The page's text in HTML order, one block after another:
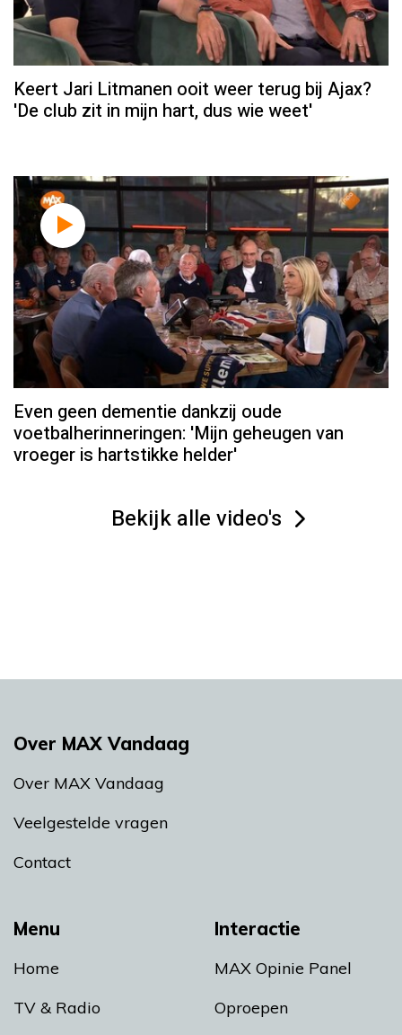
Keert Jari Litmanen ooit weer terug bij Ajax?
'De club zit in mijn hart, dus wie weet'
Even geen dementie dankzij oude
voetbalherinneringen: 'Mijn geheugen van
vroeger is hartstikke helder'
Bekijk alle video's
Menu
Home
TV & Radio
Interactie
MAX Opinie Panel
Oproepen
Over MAX Vandaag
Over MAX Vandaag
Veelgestelde vragen
Contact